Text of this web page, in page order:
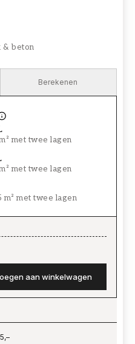
& beton
Berekenen
met twee lagen
met twee lagen
m² met twee lagen
aan winkelwagen